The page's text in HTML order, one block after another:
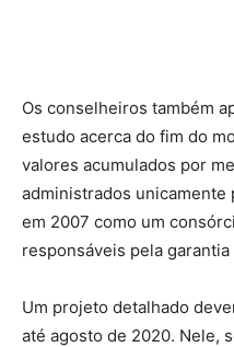
Os conselheiros também
estudo acerca do fim do
valores acumulados por
administrados unicamente
em 2007 como um
responsáveis pela
Um projeto detalhado
até agosto de 2020. Nele,